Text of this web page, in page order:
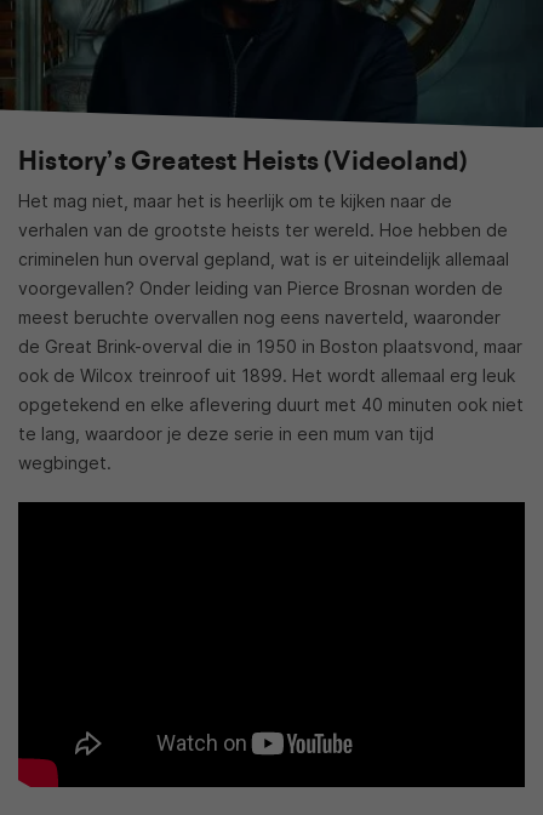
History’s Greatest Heists (Videoland)
Het mag niet, maar het is heerlijk om te kijken naar de
verhalen van de grootste heists ter wereld. Hoe hebben de
criminelen hun overval gepland, wat is er uiteindelijk allemaal
voorgevallen? Onder leiding van Pierce Brosnan worden de
meest beruchte overvallen nog eens naverteld, waaronder
de Great Brink-overval die in 1950 in Boston plaatsvond, maar
ook de Wilcox treinroof uit 1899. Het wordt allemaal erg leuk
opgetekend en elke aflevering duurt met 40 minuten ook niet
te lang, waardoor je deze serie in een mum van tijd
wegbinget.